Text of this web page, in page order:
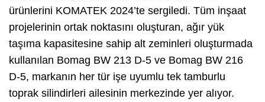
ürünlerini KOMATEK 2024’te sergiledi. Tüm inşaat
projelerinin ortak noktasını oluşturan, ağır yük
taşıma kapasitesine sahip alt zeminleri oluşturmada
kullanılan Bomag BW 213 D-5 ve Bomag BW 216
D-5, markanın her tür işe uyumlu tek tamburlu
toprak silindirleri ailesinin merkezinde yer alıyor.